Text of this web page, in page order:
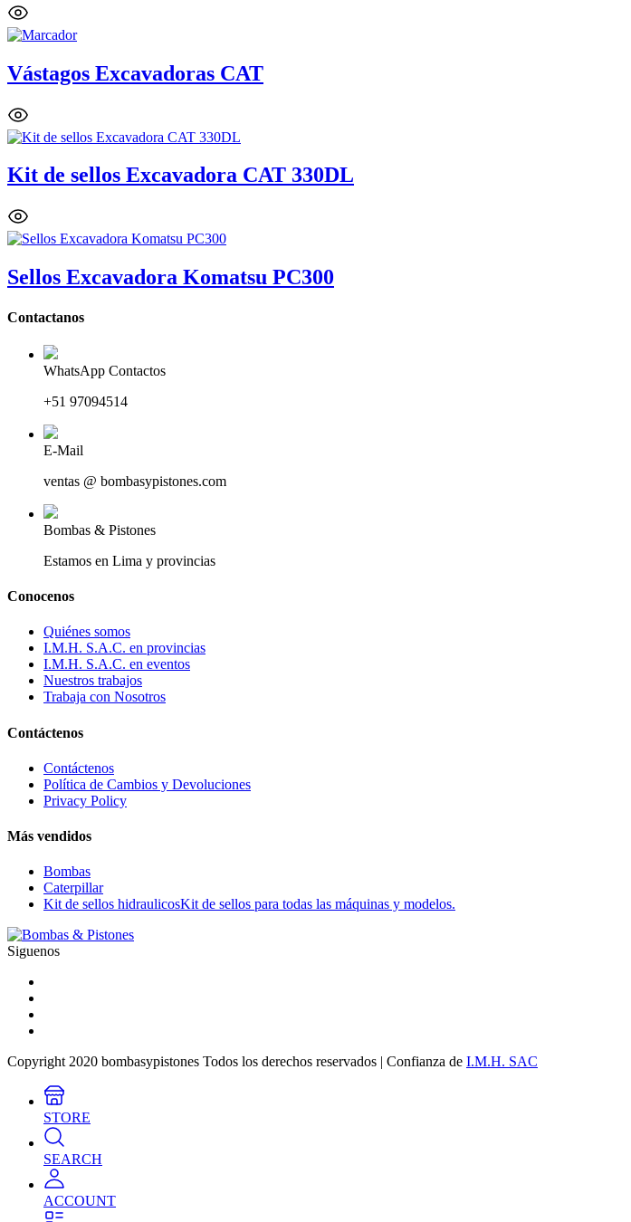
Vástagos Excavadoras CAT
Kit de sellos Excavadora CAT 330DL
Sellos Excavadora Komatsu PC300
Contactanos
WhatsApp Contactos
+51 97094514
E-Mail
ventas @ bombasypistones.com
Bombas & Pistones
Estamos en Lima y provincias
Conocenos
Quiénes somos
I.M.H. S.A.C. en provincias
I.M.H. S.A.C. en eventos
Nuestros trabajos
Trabaja con Nosotros
Contáctenos
Contáctenos
Política de Cambios y Devoluciones
Privacy Policy
Más vendidos
Bombas
Caterpillar
Kit de sellos hidraulicosKit de sellos para todas las máquinas y modelos.
Siguenos
Copyright 2020 bombasypistones Todos los derechos reservados | Confianza de I.M.H. SAC
STORE
SEARCH
ACCOUNT